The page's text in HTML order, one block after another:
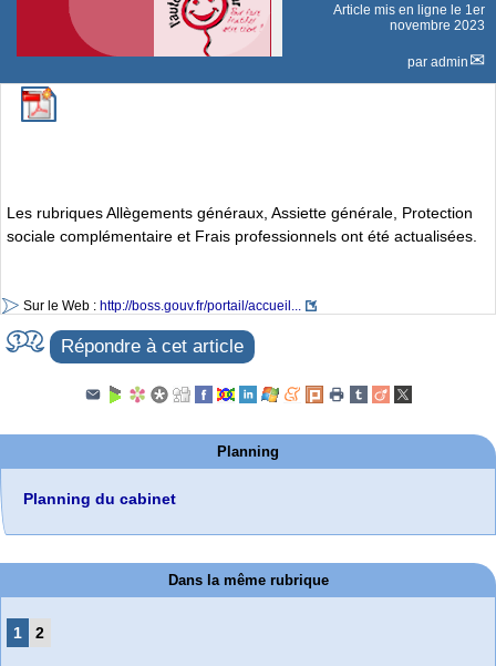
Article mis en ligne le 1er
novembre 2023
par admin
Les rubriques Allègements généraux, Assiette générale, Protection
sociale complémentaire et Frais professionnels ont été actualisées.
Sur le Web : http://boss.gouv.fr/portail/accueil...
Répondre à cet article
Planning
Planning du cabinet
Dans la même rubrique
1 2